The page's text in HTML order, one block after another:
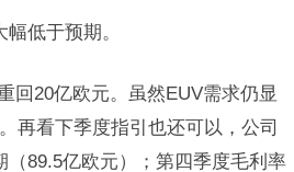
低于预期。
回20亿欧元。虽然EUV需求仍显
再看下季度指引也还可以，公司
89.5亿欧元）；第四季度毛利率